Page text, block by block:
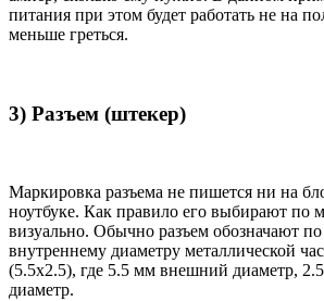
питания при этом будет работать не на
меньше греться.
3) Разъем (штекер)
Маркировка разъема не пишется ни на
ноутбуке. Как правило его выбирают по
визуально. Обычно разъем обозначают
внутреннему диаметру металлической
(5.5x2.5), где 5.5 мм внешний диаметр,
диаметр.